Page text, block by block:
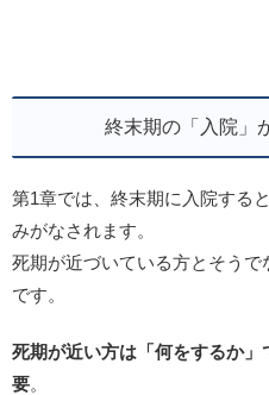
終末期の「入院」
第1章では、終末期に入院する
みがなされます。
死期が近づいている方とそう
です。
死期が近い方は「何をするか
要。